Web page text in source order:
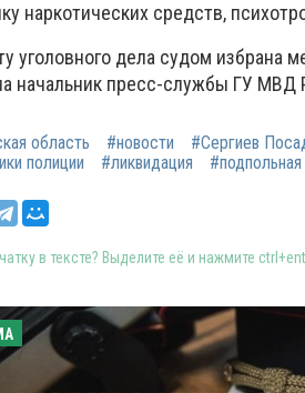
наркотических средств,
уголовного дела судом избрана
начальник пресс-службы ГУ МВД
область #новости #Сергиев
полиции
#ликвидация
в тексте? Выделите её и нажмите